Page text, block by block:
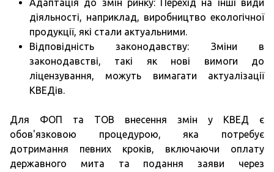
Адаптація до змін ринку: Перехід на інші види
діяльності, наприклад, виробництво екологічної
продукції, які стали актуальними.
Відповідність законодавству: Зміни в
законодавстві, такі як нові вимоги до
ліцензування, можуть вимагати актуалізації
КВЕДів.
Для ФОП та ТОВ внесення змін у КВЕД є
обов'язковою процедурою, яка потребує
дотримання певних кроків, включаючи оплату
державного мита та подання заяви через